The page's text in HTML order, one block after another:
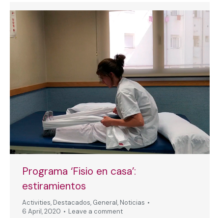
Programa ‘Fisio en casa’:
estiramientos
Activities, Destacados, General, Noticias
6 April, 2020
Leave a comment